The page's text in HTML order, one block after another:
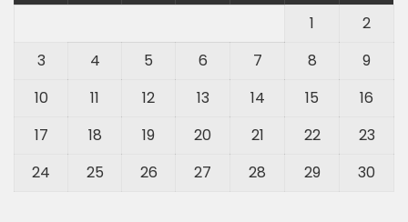
1
2
3
4 5 6 7 8
9
10
11 12 13 14 15
16
17
18 19 20 21 22
23
24
25 26 27 28 29 30